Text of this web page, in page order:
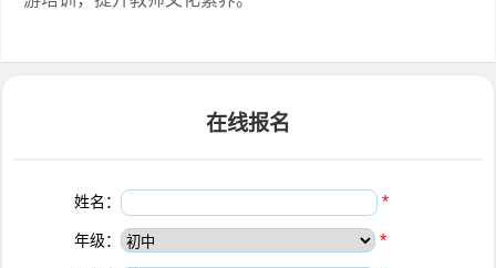
在线报名
姓名： *
年级： *